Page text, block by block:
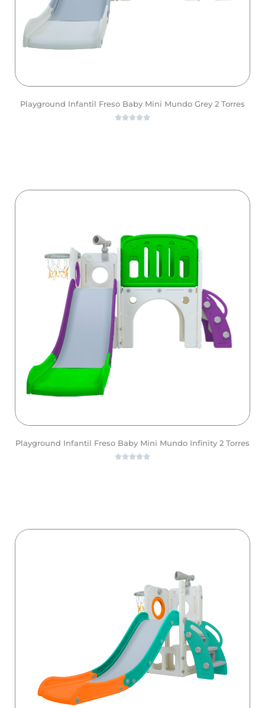
Playground Infantil Freso Baby Mini Mundo Grey 2 Torres

Playground Infantil Freso Baby Mini Mundo Infinity 2 Torres
